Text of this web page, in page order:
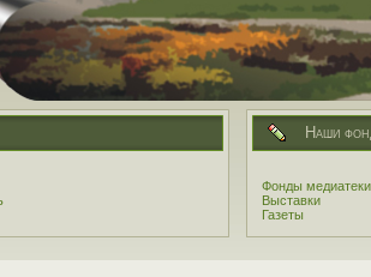
Наши
Фонды медиатеки
Выставки
Газеты